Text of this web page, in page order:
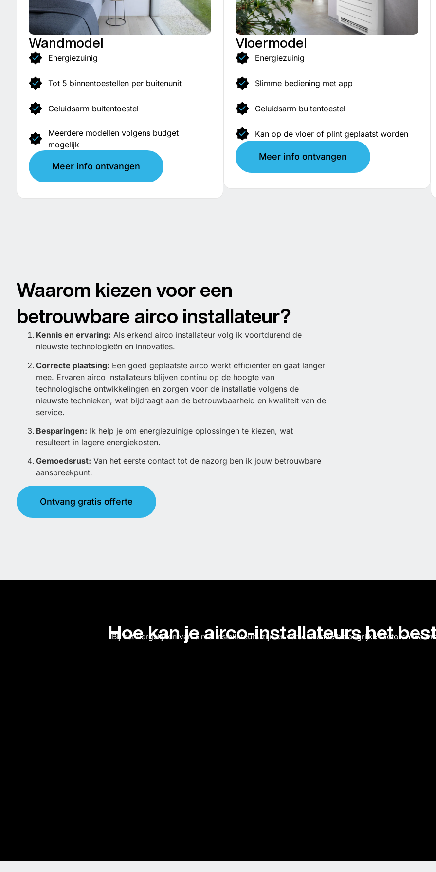
Wandmodel
Energiezuinig
Tot 5 binnentoestellen per buitenunit
Geluidsarm buitentoestel
Meerdere modellen volgens budget
mogelijk
Meer info ontvangen
Vloermodel
Energiezuinig
Slimme bediening met app
Geluidsarm buitentoestel
Kan op de vloer of plint geplaatst worden
Meer info ontvangen
Waarom kiezen voor een
betrouwbare airco installateur?
Kennis en ervaring: Als erkend airco installateur volg ik voortdurend de
nieuwste technologieën en innovaties.
Correcte plaatsing: Een goed geplaatste airco werkt efficiënter en gaat langer
mee. Ervaren airco installateurs blijven continu op de hoogte van
technologische ontwikkelingen en zorgen voor de installatie volgens de
nieuwste technieken, wat bijdraagt aan de betrouwbaarheid en kwaliteit van de
service.
Besparingen: Ik help je om energiezuinige oplossingen te kiezen, wat
resulteert in lagere energiekosten.
Gemoedsrust: Van het eerste contact tot de nazorg ben ik jouw betrouwbare
aanspreekpunt.
Ontvang gratis offerte
Hoe kan je airco-installateurs het
Bij het vergelijken van airco installateurs zijn er verschillende belangrijke factoren